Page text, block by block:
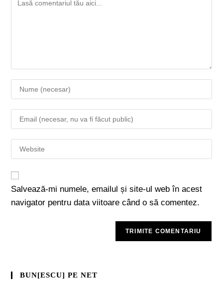
Salvează-mi numele, emailul și site-ul web în acest
navigator pentru data viitoare când o să comentez.
BUN[ESCU] PE NET